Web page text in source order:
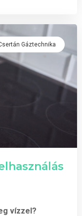
Gáztechnika
vízzel?